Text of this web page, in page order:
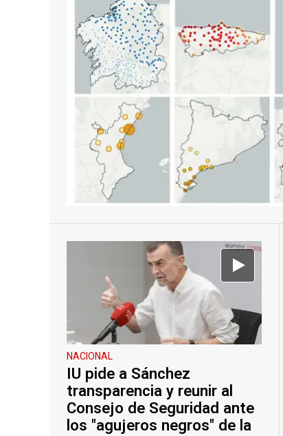
NACIONAL
IU pide a Sánchez
transparencia y reunir al
Consejo de Seguridad ante
los "agujeros negros" de la